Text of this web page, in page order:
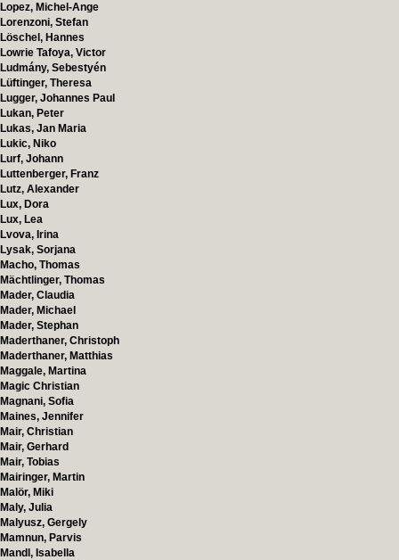
Lopez, Michel-Ange
Lorenzoni, Stefan
Löschel, Hannes
Lowrie Tafoya, Victor
Ludmány, Sebestyén
Lüftinger, Theresa
Lugger, Johannes Paul
Lukan, Peter
Lukas, Jan Maria
Lukic, Niko
Lurf, Johann
Luttenberger, Franz
Lutz, Alexander
Lux, Dora
Lux, Lea
Lvova, Irina
Lysak, Sorjana
Macho, Thomas
Mächtlinger, Thomas
Mader, Claudia
Mader, Michael
Mader, Stephan
Maderthaner, Christoph
Maderthaner, Matthias
Maggale, Martina
Magic Christian
Magnani, Sofia
Maines, Jennifer
Mair, Christian
Mair, Gerhard
Mair, Tobias
Mairinger, Martin
Malör, Miki
Maly, Julia
Malyusz, Gergely
Mamnun, Parvis
Mandl, Isabella